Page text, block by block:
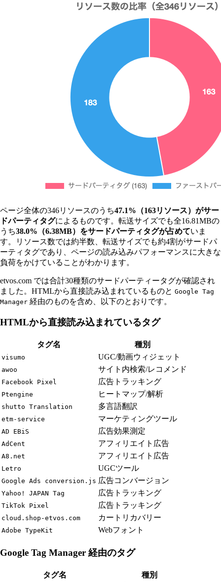
ページ全体の346リソースのうち47.1%（163リソース）がサー
ドパーティタグによるものです。転送サイズでも全16.81MBの
うち38.0%（6.38MB）をサードパーティタグが占めていま
す。リソース数では約半数、転送サイズでも約4割がサードパ
ーティタグであり、ページの読み込みパフォーマンスに大きな
負荷をかけていることがわかります。
etvos.com では合計30種類のサードパーティータグが確認され
ました。HTMLから直接読み込まれているものと Google Tag
Manager 経由のものを含め、以下のとおりです。
HTMLから直接読み込まれているタグ
タグ名 種別
visumo UGC/動画ウィジェット
awoo サイト内検索/レコメンド
Facebook Pixel 広告トラッキング
Ptengine ヒートマップ/解析
shutto Translation 多言語翻訳
etm-service マーケティングツール
AD EBiS 広告効果測定
AdCent アフィリエイト広告
A8.net アフィリエイト広告
Letro UGCツール
Google Ads conversion.js 広告コンバージョン
Yahoo! JAPAN Tag 広告トラッキング
TikTok Pixel 広告トラッキング
cloud.shop-etvos.com カートリカバリー
Adobe TypeKit Webフォント
Google Tag Manager 経由のタグ
タグ名 種別